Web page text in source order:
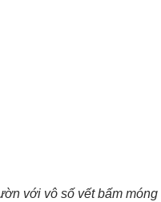
với vô số vết bấm